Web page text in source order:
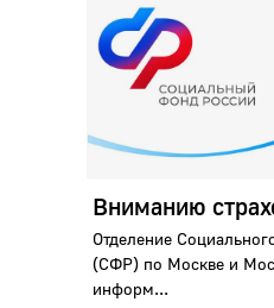
Вниманию
Отделение
(СФР) по Москве и
информ...